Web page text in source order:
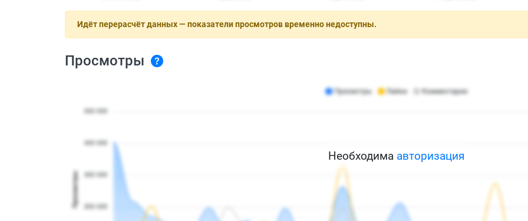
Идёт перерасчёт данных — показатели просмотров временно недоступны.
Просмотры
Необходима авторизация